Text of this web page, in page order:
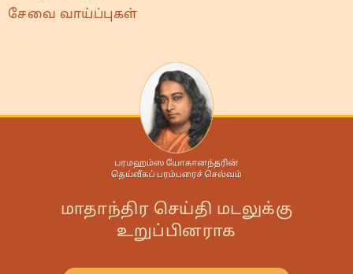
சேவை வாய்ப்புகள்
மாதாந்திர செய்தி மடலுக்கு
உறுப்பினராக